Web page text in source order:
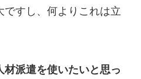
ですし、何よりこれは立
派遣を使いたいと思っ